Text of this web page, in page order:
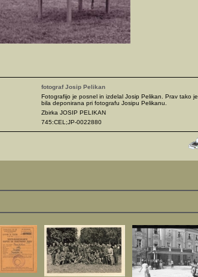
fotograf Josip Pelikan
Fotografijo je posnel in izdelal Josip Pelikan. Prav tako je
bila deponirana pri fotografu Josipu Pelikanu.
Zbirka JOSIP PELIKAN
745:CEL;JP-0022880